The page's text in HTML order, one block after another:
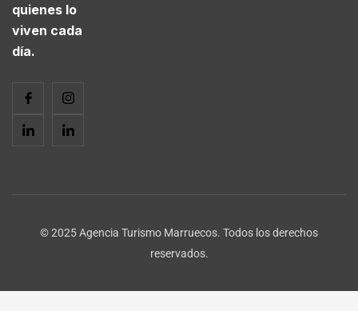
quienes lo
viven cada
día.
© 2025 Agencia Turismo Marruecos. Todos los derechos
reservados.